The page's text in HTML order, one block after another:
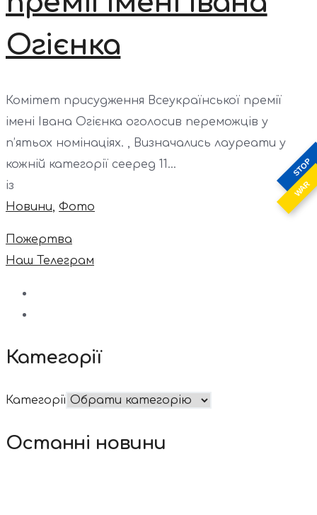
STOP
WAR
Огієнка
Комітет присудження Всеукраїнської премії
імені Івана Огієнка оголосив переможців у
п’ятьох номінаціях. , Визначались лауреати у
кожній категорії сееред 11...
із
Новини, Фото
Пожертва
Наш Телеграм
Категорії
Категорії
Останні новини